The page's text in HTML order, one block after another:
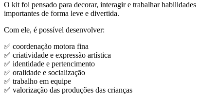
O kit foi pensado para decorar, interagir e trabalhar habilidades
importantes de forma leve e divertida.
Com ele, é possível desenvolver:
✅ coordenação motora fina
✅ criatividade e expressão artística
✅ identidade e pertencimento
✅ oralidade e socialização
✅ trabalho em equipe
✅ valorização das produções das crianças